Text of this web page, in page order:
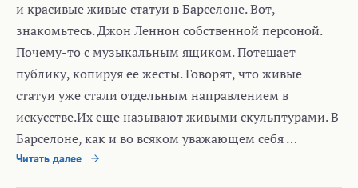
и красивые живые статуи в Барселоне. Вот,
знакомьтесь. Джон Леннон собственной персоной.
Почему-то с музыкальным ящиком. Потешает
публику, копируя ее жесты. Говорят, что живые
статуи уже стали отдельным направлением в
искусстве.Их еще называют живыми скульптурами. В
Барселоне, как и во всяком уважающем себя …
Читать далее